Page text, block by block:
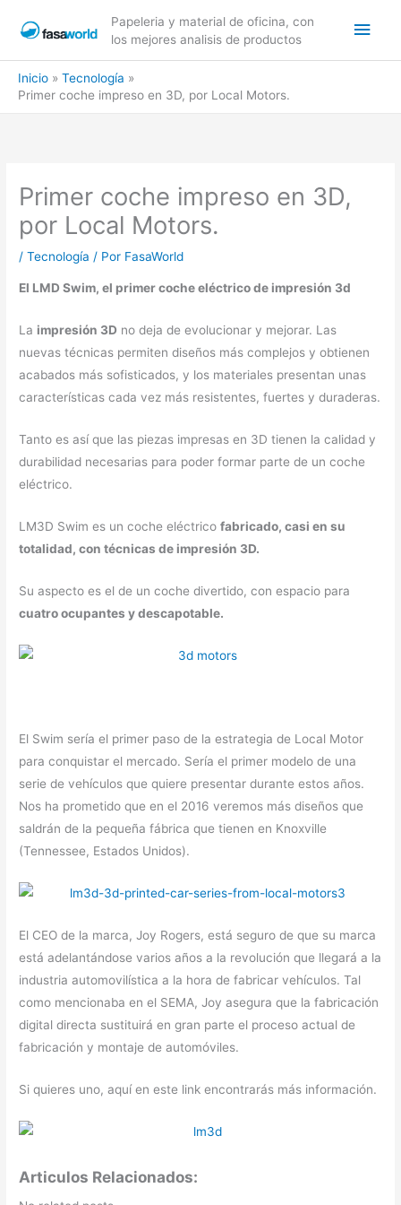
Papeleria y material de oficina, con
los mejores analisis de productos
Inicio
Tecnología
Primer coche impreso en 3D, por Local Motors.
Primer coche impreso en 3D,
por Local Motors.
/Tecnología / Por FasaWorld
El LMD Swim, el primer coche eléctrico de impresión 3d
La impresión 3D no deja de evolucionar y mejorar. Las
nuevas técnicas permiten diseños más complejos y obtienen
acabados más sofisticados, y los materiales presentan unas
características cada vez más resistentes, fuertes y duraderas.
Tanto es así que las piezas impresas en 3D tienen la calidad y
durabilidad necesarias para poder formar parte de un coche
eléctrico.
LM3D Swim es un coche eléctricofabricado, casi en su
totalidad, con técnicas de impresión 3D.
Su aspecto es el de un coche divertido, con espacio para
cuatro ocupantes y descapotable.
El Swim sería el primer paso de la estrategia de Local Motor
para conquistar el mercado. Sería el primer modelo de una
serie de vehículos que quiere presentar durante estos años.
Nos ha prometido que en el 2016 veremos más diseños que
saldrán de la pequeña fábrica que tienen en Knoxville
(Tennessee, Estados Unidos).
El CEO de la marca, Joy Rogers, está seguro de que su marca
está adelantándose varios años a la revolución que llegará a la
industria automovilística a la hora de fabricar vehículos. Tal
como mencionaba en el SEMA, Joy asegura que la fabricación
digital directa sustituirá en gran parte el proceso actual de
fabricación y montaje de automóviles.
Si quieres uno, aquí en este link encontrarás más información.
Articulos Relacionados: